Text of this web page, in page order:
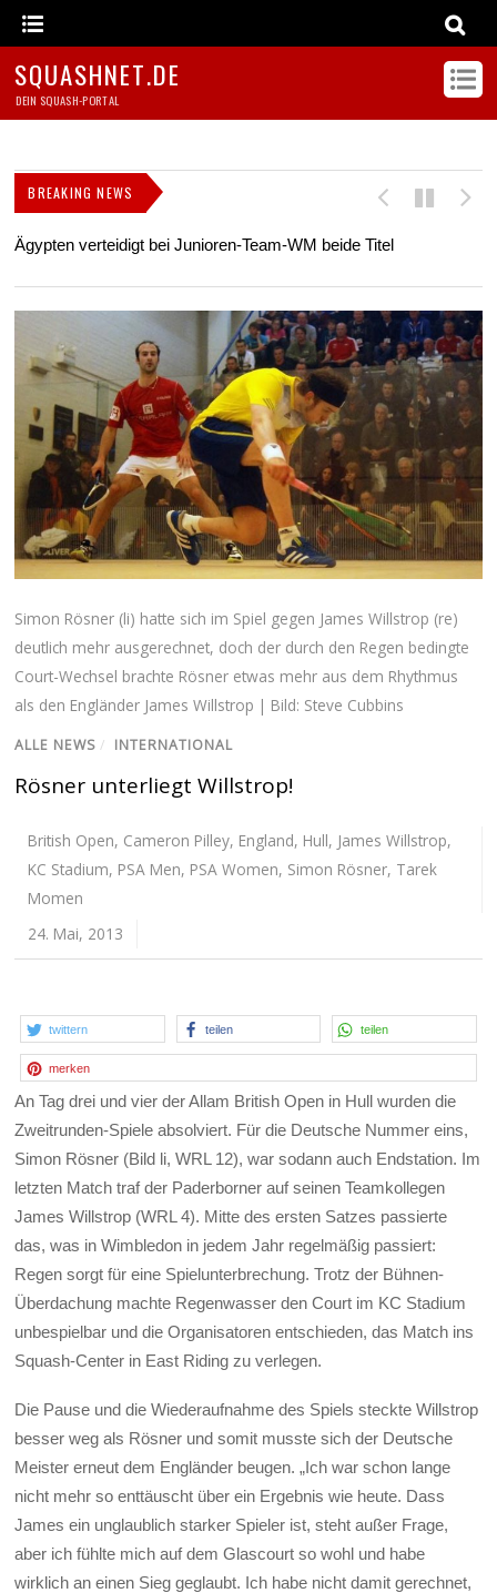
SQUASHNET.DE
DEIN SQUASH-PORTAL
BREAKING NEWS
Ägypten verteidigt bei Junioren-Team-WM beide Titel
Simon Rösner (li) hatte sich im Spiel gegen James Willstrop (re)
deutlich mehr ausgerechnet, doch der durch den Regen bedingte
Court-Wechsel brachte Rösner etwas mehr aus dem Rhythmus
als den Engländer James Willstrop | Bild: Steve Cubbins
ALLE NEWS / INTERNATIONAL
Rösner unterliegt Willstrop!
British Open, Cameron Pilley, England, Hull, James Willstrop,
KC Stadium, PSA Men, PSA Women, Simon Rösner, Tarek
Momen
24. Mai, 2013
twittern teilen teilen
merken
An Tag drei und vier der Allam British Open in Hull wurden die
Zweitrunden-Spiele absolviert. Für die Deutsche Nummer eins,
Simon Rösner (Bild li, WRL 12), war sodann auch Endstation. Im
letzten Match traf der Paderborner auf seinen Teamkollegen
James Willstrop (WRL 4). Mitte des ersten Satzes passierte
das, was in Wimbledon in jedem Jahr regelmäßig passiert:
Regen sorgt für eine Spielunterbrechung. Trotz der Bühnen-
Überdachung machte Regenwasser den Court im KC Stadium
unbespielbar und die Organisatoren entschieden, das Match ins
Squash-Center in East Riding zu verlegen.
Die Pause und die Wiederaufnahme des Spiels steckte Willstrop
besser weg als Rösner und somit musste sich der Deutsche
Meister erneut dem Engländer beugen. „Ich war schon lange
nicht mehr so enttäuscht über ein Ergebnis wie heute. Dass
James ein unglaublich starker Spieler ist, steht außer Frage,
aber ich fühlte mich auf dem Glascourt so wohl und habe
wirklich an einen Sieg geglaubt. Ich habe nicht damit gerechnet,